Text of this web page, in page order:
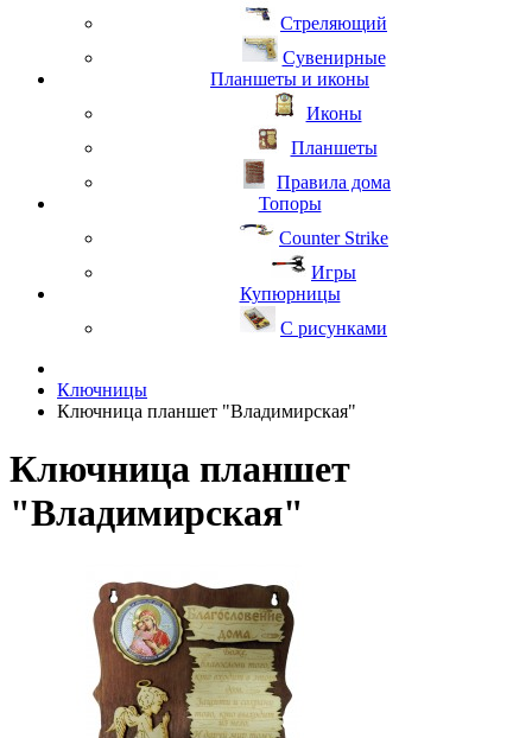
Стреляющий
Сувенирные
Планшеты и иконы
Иконы
Планшеты
Правила дома
Топоры
Counter Strike
Игры
Купюрницы
С рисунками
Ключницы
Ключница планшет "Владимирская"
Ключница планшет
"Владимирская"